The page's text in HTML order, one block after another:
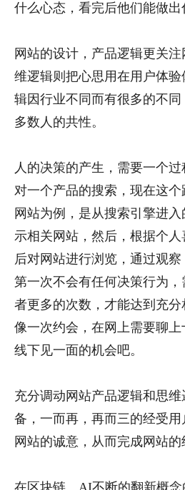
什么心态，看完后他们能做
网站的设计，产品逻辑更关
维逻辑则把心思用在用户体
辑因行业不同而有很多的不
多数人的共性。
人的决策的产生，需要一个
对一个产品的搜索，现在这
网站为例，是从搜索引擎进
示相关网站，然后，根据个
后对网站进行浏览，通过观
第一次不会有任何决策行为
者更多的次数，才能达到充
像一次约会，在网上需要聊
线下见一面的机会吧。
充分调动网站产品逻辑和思
备，一而再，再而三的经受用
网站的诚意，从而完成网站的
在区块链、AI不断的翻新概